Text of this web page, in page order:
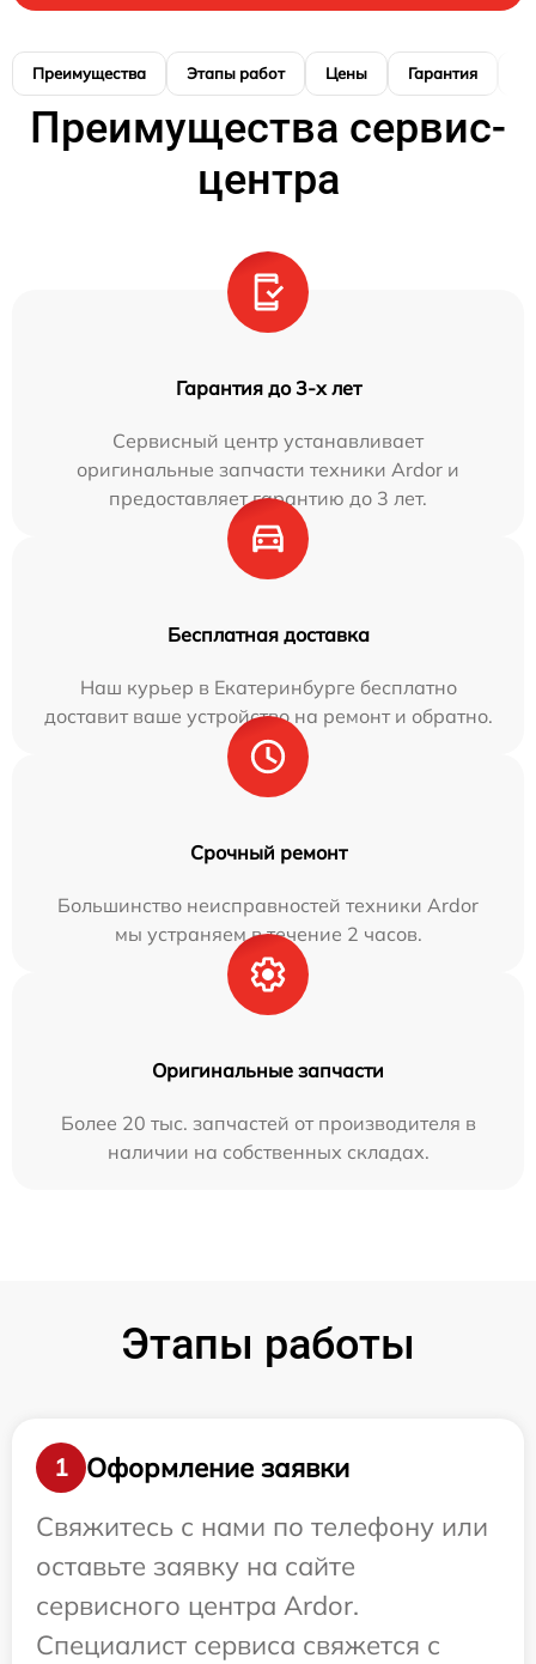
Преимущества Этапы работ Цены Гарантия
Преимущества сервис-
центра
Гарантия до 3-х лет
Сервисный центр устанавливает
оригинальные запчасти техники Ardor и
предоставляет гарантию до 3 лет.
Бесплатная доставка
Наш курьер в Екатеринбурге бесплатно
доставит ваше устройство на ремонт и обратно.
Срочный ремонт
Большинство неисправностей техники Ardor
мы устраняем в течение 2 часов.
Оригинальные запчасти
Более 20 тыс. запчастей от производителя в
наличии на собственных складах.
Этапы работы
1
Оформление заявки
Свяжитесь с нами по телефону или
оставьте заявку на сайте
сервисного центра Ardor.
Специалист сервиса свяжется с